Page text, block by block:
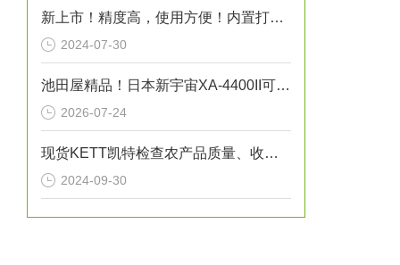
新上市！精度高，使用方便！内置打印机/膜厚计L-500
2024-07-30
池田屋精品！日本新宇宙XA-4400II可穿戴式多气体检测仪
2026-07-24
现货KETT凯特检查农产品质量、收粮时！《软卡尔顿》
2024-09-30